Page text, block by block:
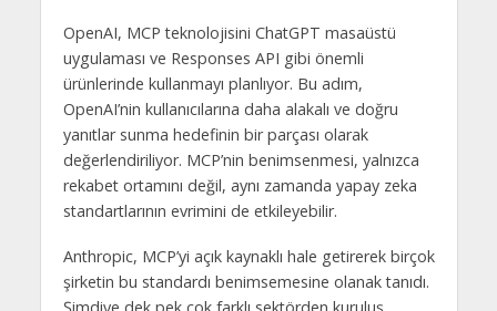
OpenAI, MCP teknolojisini ChatGPT masaüstü
uygulaması ve Responses API gibi önemli
ürünlerinde kullanmayı planlıyor. Bu adım,
OpenAI’nin kullanıcılarına daha alakalı ve doğru
yanıtlar sunma hedefinin bir parçası olarak
değerlendiriliyor. MCP’nin benimsenmesi, yalnızca
rekabet ortamını değil, aynı zamanda yapay zeka
standartlarının evrimini de etkileyebilir.
Anthropic, MCP’yi açık kaynaklı hale getirerek birçok
şirketin bu standardı benimsemesine olanak tanıdı.